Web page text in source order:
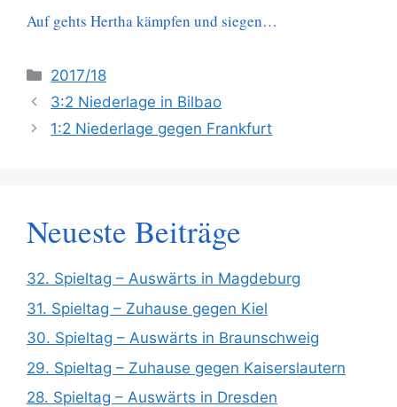
Auf gehts Hertha kämpfen und siegen…
Kategorien
2017/18
3:2 Niederlage in Bilbao
1:2 Niederlage gegen Frankfurt
Neueste Beiträge
32. Spieltag – Auswärts in Magdeburg
31. Spieltag – Zuhause gegen Kiel
30. Spieltag – Auswärts in Braunschweig
29. Spieltag – Zuhause gegen Kaiserslautern
28. Spieltag – Auswärts in Dresden